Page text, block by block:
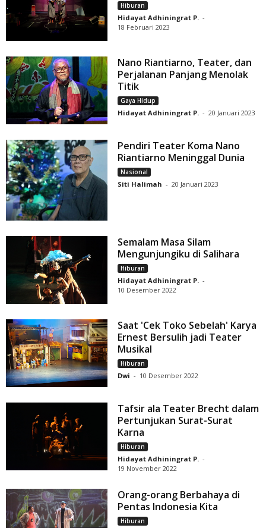
Hiburan
Hidayat Adhiningrat P. -
18 Februari 2023
Nano Riantiarno, Teater, dan
Perjalanan Panjang Menolak
Titik
Gaya Hidup
Hidayat Adhiningrat P. - 20 Januari 2023
Pendiri Teater Koma Nano
Riantiarno Meninggal Dunia
Nasional
Siti Halimah - 20 Januari 2023
Semalam Masa Silam
Mengunjungiku di Salihara
Hiburan
Hidayat Adhiningrat P. -
10 Desember 2022
Saat 'Cek Toko Sebelah' Karya
Ernest Bersulih jadi Teater
Musikal
Hiburan
Dwi - 10 Desember 2022
Tafsir ala Teater Brecht dalam
Pertunjukan Surat-Surat
Karna
Hiburan
Hidayat Adhiningrat P. -
19 November 2022
Orang-orang Berbahaya di
Pentas Indonesia Kita
Hiburan